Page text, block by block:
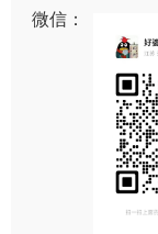
微信：